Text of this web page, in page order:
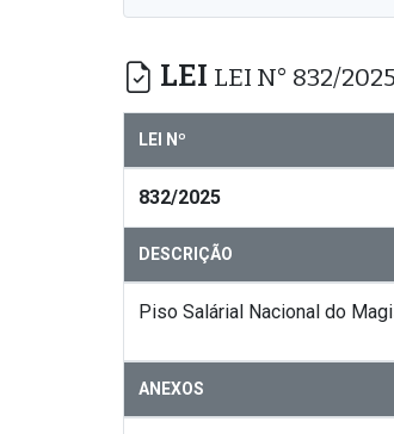
LEI LEI N° 832/2025
LEI Nº
832/2025
DESCRIÇÃO
Piso Salárial Nacional do
ANEXOS